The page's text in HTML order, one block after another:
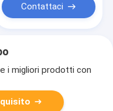
Contattaci
i migliori prodotti con